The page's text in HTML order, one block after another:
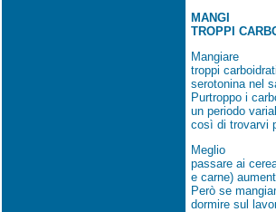
MANGI
TROPPI
Mangiare
troppi
serotonina nel
Purtroppo i
un periodo
così di trovarvi
Meglio
passare ai
e carne)
Però se
dormire sul